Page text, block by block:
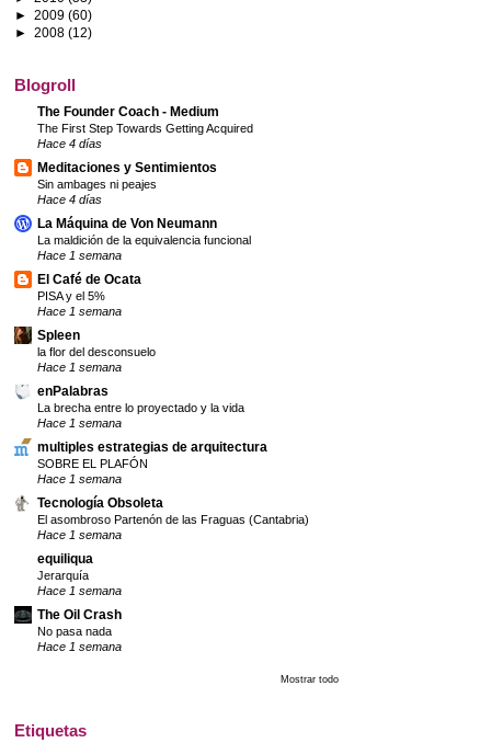
► 2009 (60)
► 2008 (12)
Blogroll
The Founder Coach - Medium
The First Step Towards Getting Acquired
Hace 4 días
Meditaciones y Sentimientos
Sin ambages ni peajes
Hace 4 días
La Máquina de Von Neumann
La maldición de la equivalencia funcional
Hace 1 semana
El Café de Ocata
PISA y el 5%
Hace 1 semana
Spleen
la flor del desconsuelo
Hace 1 semana
enPalabras
La brecha entre lo proyectado y la vida
Hace 1 semana
multiples estrategias de arquitectura
SOBRE EL PLAFÓN
Hace 1 semana
Tecnología Obsoleta
El asombroso Partenón de las Fraguas (Cantabria)
Hace 1 semana
equiliqua
Jerarquía
Hace 1 semana
The Oil Crash
No pasa nada
Hace 1 semana
Mostrar todo
Etiquetas